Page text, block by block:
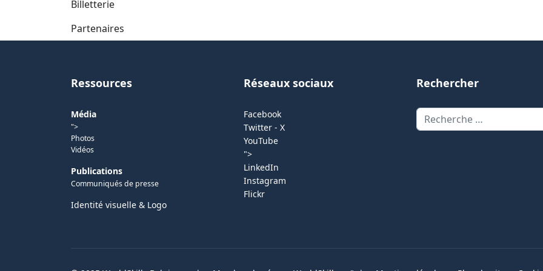
Billetterie
Partenaires
Ressources
Média
">
Photos
Vidéos
Publications
Communiqués de presse
Identité visuelle & Logo
Réseaux sociaux
Facebook
Twitter - X
YouTube
">
LinkedIn
Instagram
Flickr
Rechercher
Rechercher